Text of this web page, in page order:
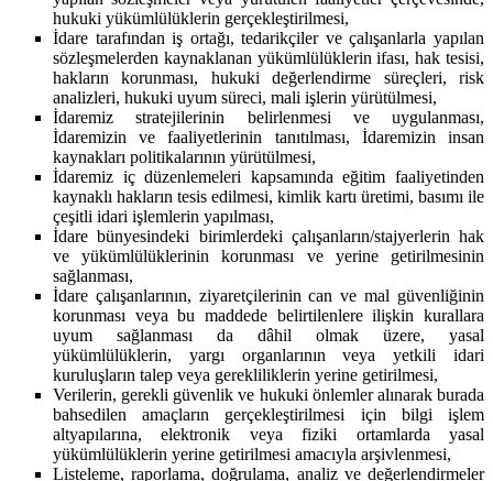
hukuki yükümlülüklerin gerçekleştirilmesi,
İdare tarafından iş ortağı, tedarikçiler ve çalışanlarla yapılan
sözleşmelerden kaynaklanan yükümlülüklerin ifası, hak tesisi,
hakların korunması, hukuki değerlendirme süreçleri, risk
analizleri, hukuki uyum süreci, mali işlerin yürütülmesi,
İdaremiz stratejilerinin belirlenmesi ve uygulanması,
İdaremizin ve faaliyetlerinin tanıtılması, İdaremizin insan
kaynakları politikalarının yürütülmesi,
İdaremiz iç düzenlemeleri kapsamında eğitim faaliyetinden
kaynaklı hakların tesis edilmesi, kimlik kartı üretimi, basımı ile
çeşitli idari işlemlerin yapılması,
İdare bünyesindeki birimlerdeki çalışanların/stajyerlerin hak
ve yükümlülüklerinin korunması ve yerine getirilmesinin
sağlanması,
İdare çalışanlarının, ziyaretçilerinin can ve mal güvenliğinin
korunması veya bu maddede belirtilenlere ilişkin kurallara
uyum sağlanması da dâhil olmak üzere, yasal
yükümlülüklerin, yargı organlarının veya yetkili idari
kuruluşların talep veya gerekliliklerin yerine getirilmesi,
Verilerin, gerekli güvenlik ve hukuki önlemler alınarak burada
bahsedilen amaçların gerçekleştirilmesi için bilgi işlem
altyapılarına, elektronik veya fiziki ortamlarda yasal
yükümlülüklerin yerine getirilmesi amacıyla arşivlenmesi,
Listeleme, raporlama, doğrulama, analiz ve değerlendirmeler